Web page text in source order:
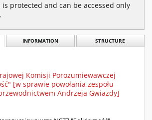
protected and can be accessed only
INFORMATION STRUCTURE
Komisji Porozumiewawczej
[w sprawie powołania zespołu
Andrzeja Gwiazdy]